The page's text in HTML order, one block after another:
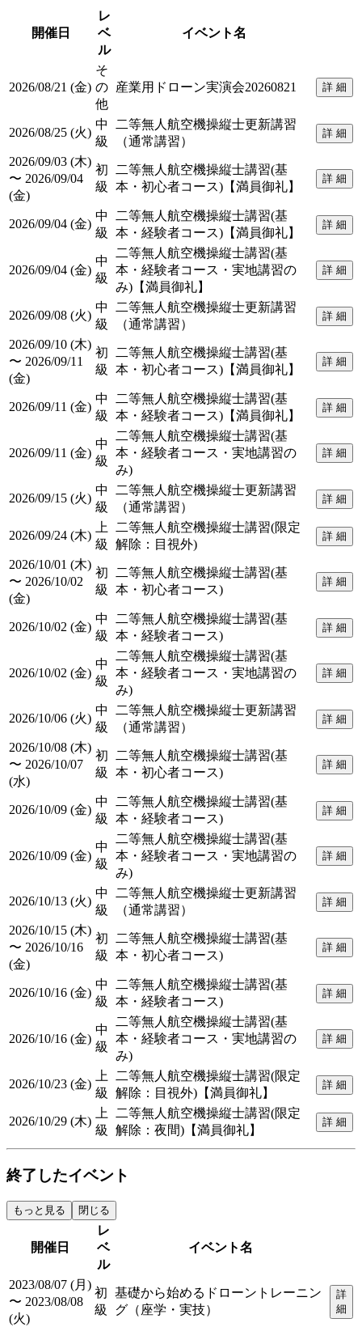
開催日
レ
ベ
ル
イベント名
2026/08/21 (金)
そ
の
他
産業用ドローン実演会20260821 詳 細
2026/08/25 (火)
中
級
二等無人航空機操縦士更新講習
（通常講習）
詳 細
2026/09/03 (木)
〜 2026/09/04
(金)
初
級
二等無人航空機操縦士講習(基
本・初心者コース)【満員御礼】
詳 細
2026/09/04 (金)
中
級
二等無人航空機操縦士講習(基
本・経験者コース)【満員御礼】
詳 細
2026/09/04 (金)
中
級
二等無人航空機操縦士講習(基
本・経験者コース・実地講習の
み)【満員御礼】
詳 細
2026/09/08 (火)
中
級
二等無人航空機操縦士更新講習
（通常講習）
詳 細
2026/09/10 (木)
〜 2026/09/11
(金)
初
級
二等無人航空機操縦士講習(基
本・初心者コース)【満員御礼】
詳 細
2026/09/11 (金)
中
級
二等無人航空機操縦士講習(基
本・経験者コース)【満員御礼】
詳 細
2026/09/11 (金)
中
級
二等無人航空機操縦士講習(基
本・経験者コース・実地講習の
み)
詳 細
2026/09/15 (火)
中
級
二等無人航空機操縦士更新講習
（通常講習）
詳 細
2026/09/24 (木)
上
級
二等無人航空機操縦士講習(限定
解除：目視外)
詳 細
2026/10/01 (木)
〜 2026/10/02
(金)
初
級
二等無人航空機操縦士講習(基
本・初心者コース)
詳 細
2026/10/02 (金)
中
級
二等無人航空機操縦士講習(基
本・経験者コース)
詳 細
2026/10/02 (金)
中
級
二等無人航空機操縦士講習(基
本・経験者コース・実地講習の
み)
詳 細
2026/10/06 (火)
中
級
二等無人航空機操縦士更新講習
（通常講習）
詳 細
2026/10/08 (木)
〜 2026/10/07
(水)
初
級
二等無人航空機操縦士講習(基
本・初心者コース)
詳 細
2026/10/09 (金)
中
級
二等無人航空機操縦士講習(基
本・経験者コース)
詳 細
2026/10/09 (金)
中
級
二等無人航空機操縦士講習(基
本・経験者コース・実地講習の
み)
詳 細
2026/10/13 (火)
中
級
二等無人航空機操縦士更新講習
（通常講習）
詳 細
2026/10/15 (木)
〜 2026/10/16
(金)
初
級
二等無人航空機操縦士講習(基
本・初心者コース)
詳 細
2026/10/16 (金)
中
級
二等無人航空機操縦士講習(基
本・経験者コース)
詳 細
2026/10/16 (金)
中
級
二等無人航空機操縦士講習(基
本・経験者コース・実地講習の
み)
詳 細
2026/10/23 (金)
上
級
二等無人航空機操縦士講習(限定
解除：目視外)【満員御礼】
詳 細
2026/10/29 (木)
上
級
二等無人航空機操縦士講習(限定
解除：夜間)【満員御礼】
詳 細
終了したイベント
もっと見る 閉じる
開催日
レ
ベ
ル
イベント名
2023/08/07 (月)
〜 2023/08/08
(火)
初
級
基礎から始めるドローントレーニン
グ（座学・実技）
詳
細